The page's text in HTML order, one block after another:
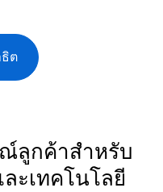
ต
ลูกค้าสำหรับ
ะเทคโนโลยี